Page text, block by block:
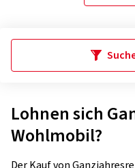
Lohnen sich
Wohlmobil?